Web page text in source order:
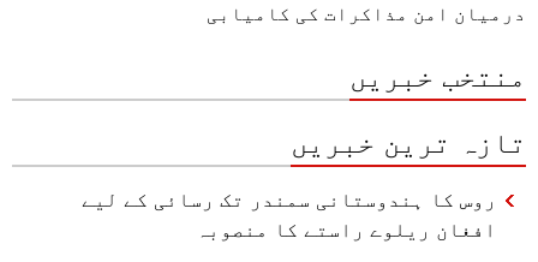
درمیان امن مذاکرات کی کامیابی
منتخب خبریں
تازہ ترین خبریں
روس کا ہندوستانی سمندر تک رسائی کے لیے
افغان ریلوے راستے کا منصوبہ